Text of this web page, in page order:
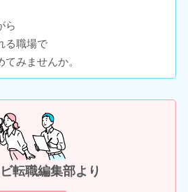
ら
る職場で
みませんか。
転職編集部より